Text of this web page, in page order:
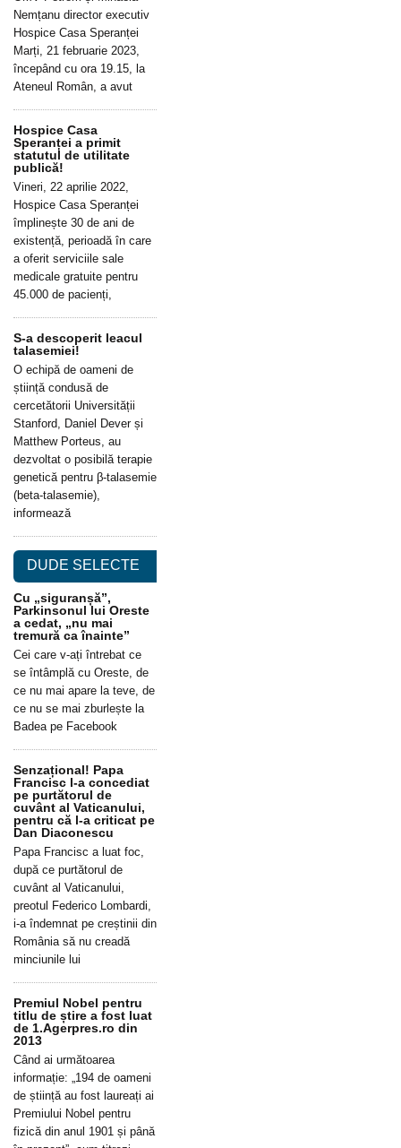
Nemțanu director executiv
Hospice Casa Speranței
Marți, 21 februarie 2023,
începând cu ora 19.15, la
Ateneul Român, a avut
Hospice Casa
Speranței a primit
statutul de utilitate
publică!
Vineri, 22 aprilie 2022,
Hospice Casa Speranței
împlinește 30 de ani de
existență, perioadă în care
a oferit serviciile sale
medicale gratuite pentru
45.000 de pacienți,
S-a descoperit leacul
talasemiei!
O echipă de oameni de
știință condusă de
cercetătorii Universității
Stanford, Daniel Dever și
Matthew Porteus, au
dezvoltat o posibilă terapie
genetică pentru β-talasemie
(beta-talasemie),
informează
DUDE SELECTE
Cu „siguranșă”,
Parkinsonul lui Oreste
a cedat, „nu mai
tremură ca înainte”
Cei care v-ați întrebat ce
se întâmplă cu Oreste, de
ce nu mai apare la teve, de
ce nu se mai zburlește la
Badea pe Facebook
Senzațional! Papa
Francisc l-a concediat
pe purtătorul de
cuvânt al Vaticanului,
pentru că l-a criticat pe
Dan Diaconescu
Papa Francisc a luat foc,
după ce purtătorul de
cuvânt al Vaticanului,
preotul Federico Lombardi,
i-a îndemnat pe creștinii din
România să nu creadă
minciunile lui
Premiul Nobel pentru
titlu de știre a fost luat
de 1.Agerpres.ro din
2013
Când ai următoarea
informație: „194 de oameni
de știință au fost laureați ai
Premiului Nobel pentru
fizică din anul 1901 și până